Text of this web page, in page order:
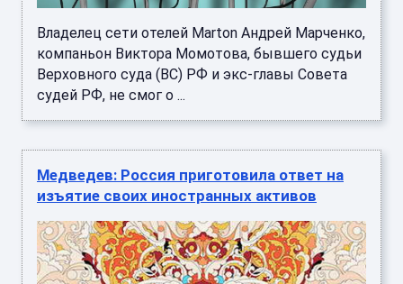
Владелец сети отелей Marton Андрей Марченко,
компаньон Виктора Момотова, бывшего судьи
Верховного суда (ВС) РФ и экс-главы Совета
судей РФ, не смог о ...
Медведев: Россия приготовила ответ на
изъятие своих иностранных активов